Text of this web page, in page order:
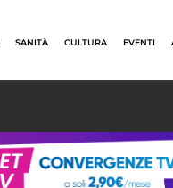
SANITÀ CULTURA EVENTI